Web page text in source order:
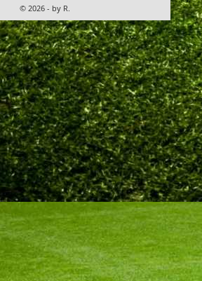
© 2026 - by R.